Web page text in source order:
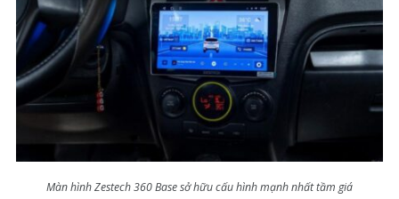
Màn hình Zestech 360 Base sở hữu cấu hình mạnh nhất tầm giá